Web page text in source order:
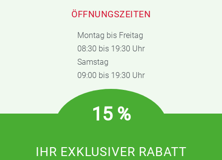
ÖFFNUNGSZEITEN
Montag bis Freitag
08:30 bis 19:30 Uhr
Samstag
09:00 bis 19:30 Uhr
15 %
IHR EXKLUSIVER RABATT